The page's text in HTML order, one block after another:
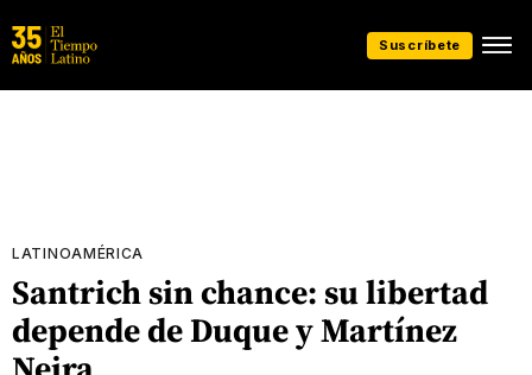
Suscríbete
LATINOAMÉRICA
Santrich sin chance: su libertad
depende de Duque y Martínez